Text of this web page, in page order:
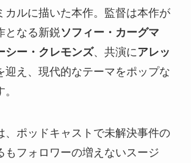
カルに描いた本作。監督は本作が
となる新鋭ソフィー・カーグマ
シー・クレモンズ、共演にアレッ
迎え、現代的なテーマをポップな
、ポッドキャストで未解決事件の
もフォロワーの増えないスージ